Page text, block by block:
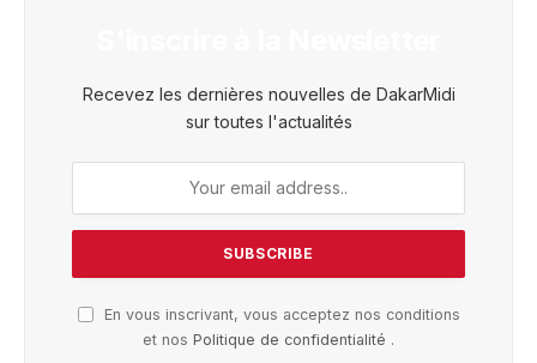
Recevez les dernières nouvelles de DakarMidi
sur toutes l'actualités
En vous inscrivant, vous acceptez nos conditions
et nos Politique de confidentialité .